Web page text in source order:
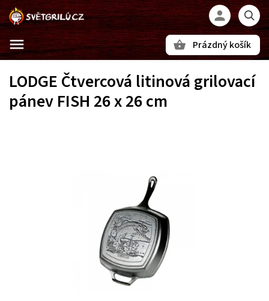
Prázdný košík
LODGE Čtvercová litinová grilovací
pánev FISH 26 x 26 cm